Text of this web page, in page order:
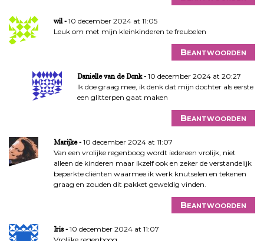
wil
10 december 2024 at 11:05
Leuk om met mijn kleinkinderen te freubelen
Beantwoorden
Danielle van de Donk
10 december 2024 at 20:27
Ik doe graag mee, ik denk dat mijn dochter als eerste
een glitterpen gaat maken
Beantwoorden
Marijke
10 december 2024 at 11:07
Van een vrolijke regenboog wordt iedereen vrolijk, niet
alleen de kinderen maar ikzelf ook en zeker de verstandelijk
beperkte cliënten waarmee ik werk knutselen en tekenen
graag en zouden dit pakket geweldig vinden.
Beantwoorden
Iris
10 december 2024 at 11:07